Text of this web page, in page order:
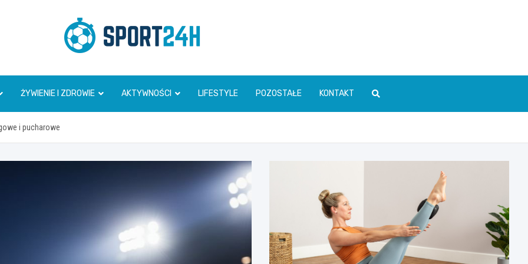
Sport 24h
ŻYWIENIE I ZDROWIE AKTYWNOŚCI LIFESTYLE POZOSTAŁE KONTAKT
i pucharowe